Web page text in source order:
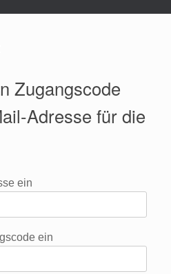
Zugangscode
Adresse für die
ein
ein